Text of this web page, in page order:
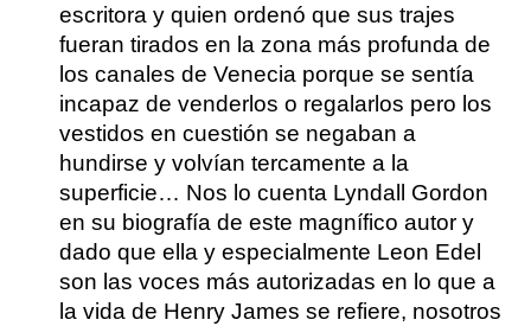
escritora y quien ordenó que sus trajes
fueran tirados en la zona más profunda de
los canales de Venecia porque se sentía
incapaz de venderlos o regalarlos pero los
vestidos en cuestión se negaban a
hundirse y volvían tercamente a la
superficie… Nos lo cuenta Lyndall Gordon
en su biografía de este magnífico autor y
dado que ella y especialmente Leon Edel
son las voces más autorizadas en lo que a
la vida de Henry James se refiere, nosotros